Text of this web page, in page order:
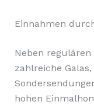
Einnahmen
Neben
zahlreiche
hohen